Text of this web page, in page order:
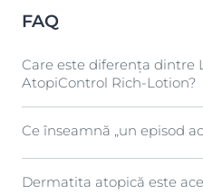
FAQ
Care este diferența dintre
AtopiControl Rich-Lotion?
Atât Hydro-Lotion, cât și
o formulă oil-in-water, o
Ce înseamnă „un episod
În termeni generali,
Dermatita atopică este